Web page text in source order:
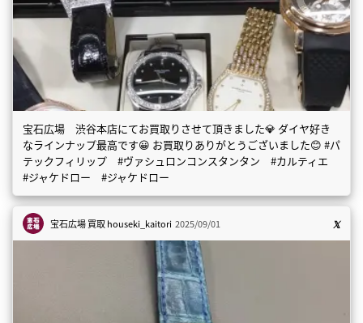
宝石広場 渋谷本店にてお買取りさせて頂きました💎 ダイヤ好き
なラインナップ最高です😀 お買取りありがとうございました😊 #パ
テックフィリップ #ヴァシュロンコンスタンタン #カルティエ
#ジャケドロー #ジャケドロー
宝石広場 買取houseki_kaitori 2025/09/01